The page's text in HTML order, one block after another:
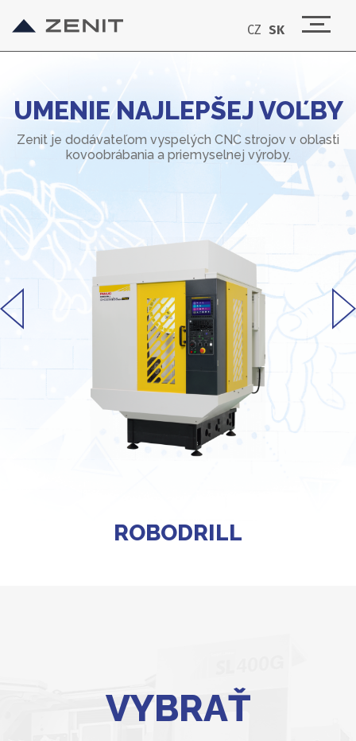
CZ SK
UMENIE NAJLEPŠEJ VOĽBY
Zenit je dodávateľom vyspelých CNC strojov v oblasti
kovoobrábania a priemyselnej výroby.
ROBODRILL
VYBRAŤ